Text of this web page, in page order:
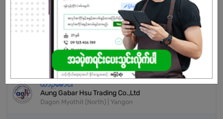
Driver
FreshMoe Myanmar
Dagon Myothit (North) | Yangon
Driver (Male)
BX Marketing Services Co.,Ltd ( Brand Xperience )
Dagon Myothit (North) | Yangon
ယာဉ်မောင်း
Aung Gabar Hsu Trading Co.,Ltd
Dagon Myothit (North) | Yangon